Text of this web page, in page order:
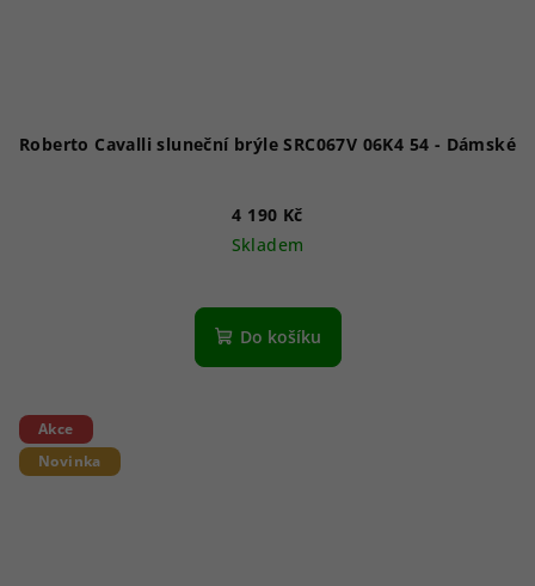
Roberto Cavalli sluneční brýle SRC067V 06K4 54 - Dámské
4 190 Kč
Skladem
Do košíku
Akce
Novinka